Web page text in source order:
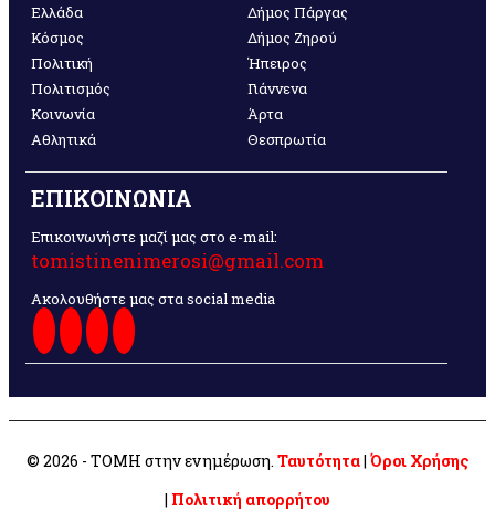
Ελλάδα
Κόσμος
Πολιτική
Πολιτισμός
Κοινωνία
Αθλητικά
Δήμος Πάργας
Δήμος Ζηρού
Ήπειρος
Γιάννενα
Άρτα
Θεσπρωτία
ΕΠΙΚΟΙΝΩΝΙΑ
Επικοινωνήστε μαζί μας στο e-mail:
tomistinenimerosi@gmail.com
Ακολουθήστε μας στα social media
© 2026 - ΤΟΜΗ στην ενημέρωση. Ταυτότητα| Όροι Χρήσης
| Πολιτική απορρήτου